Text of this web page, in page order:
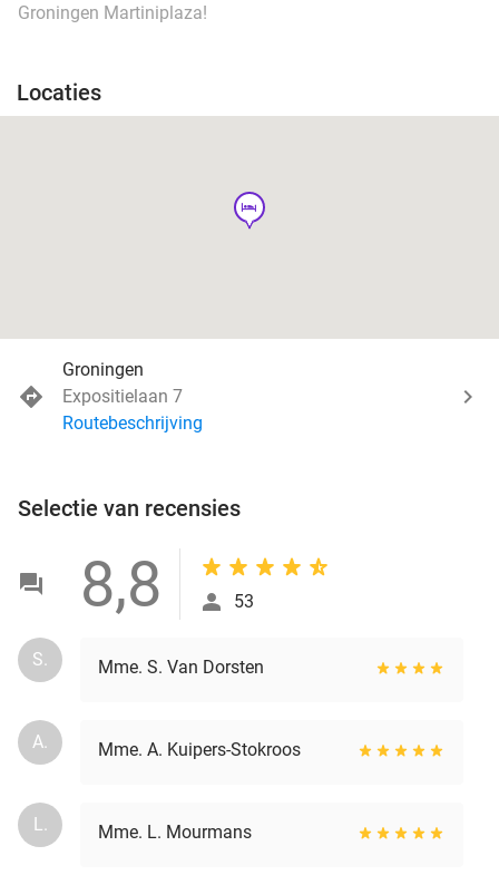
Groningen Martiniplaza!
Locaties
hotel
Groningen
Expositielaan 7
Routebeschrijving
Selectie van recensies
8,8 53
S. Mme. S. Van Dorsten
A. Mme. A. Kuipers-Stokroos
L. Mme. L. Mourmans